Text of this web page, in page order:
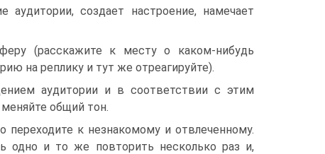
создает настроение, намечает
(расскажите к месту о каком-нибудь
на реплику и тут же отреагируйте).
аудитории и в соответствии с этим
общий тон.
переходите к незнакомому и отвлеченному.
одно и то же повторить несколько раз и,